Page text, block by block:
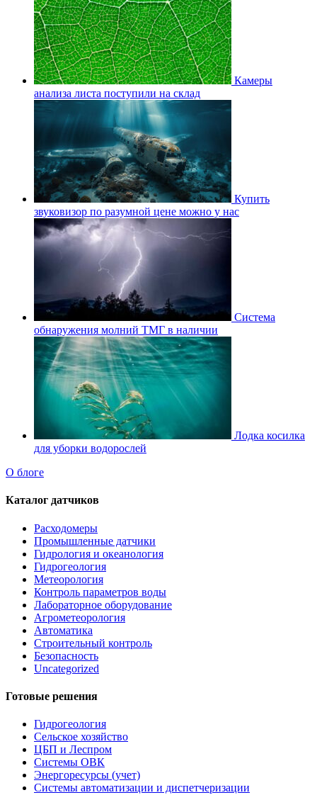
Камеры
анализа листа поступили на склад
Купить
звуковизор по разумной цене можно у нас
Система
обнаружения молний ТМГ в наличии
Лодка косилка
для уборки водорослей
О блоге
Каталог датчиков
Расходомеры
Промышленные датчики
Гидрология и океанология
Гидрогеология
Метеорология
Контроль параметров воды
Лабораторное оборудование
Агрометеорология
Автоматика
Строительный контроль
Безопасность
Uncategorized
Готовые решения
Гидрогеология
Сельское хозяйство
ЦБП и Леспром
Системы ОВК
Энергоресурсы (учет)
Системы автоматизации и диспетчеризации